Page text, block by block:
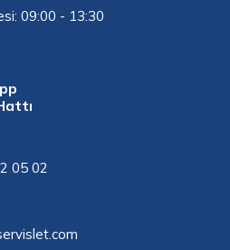
09:00 - 13:30
05 02